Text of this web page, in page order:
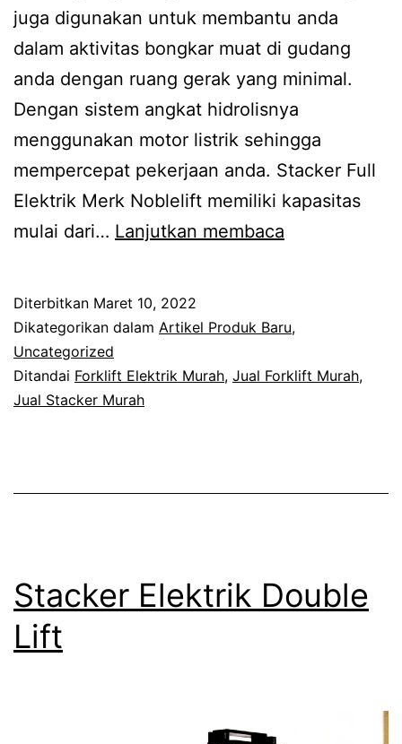
juga digunakan untuk membantu anda
dalam aktivitas bongkar muat di gudang
anda dengan ruang gerak yang minimal.
Dengan sistem angkat hidrolisnya
menggunakan motor listrik sehingga
mempercepat pekerjaan anda. Stacker Full
Elektrik Merk Noblelift memiliki kapasitas
mulai dari… Lanjutkan membaca
Murah
Diterbitkan Maret 10, 2022
Dikategorikan dalam Artikel Produk Baru,
Uncategorized
Ditandai Forklift Elektrik Murah, Jual Forklift Murah,
Jual Stacker Murah
Stacker Elektrik Double
Lift